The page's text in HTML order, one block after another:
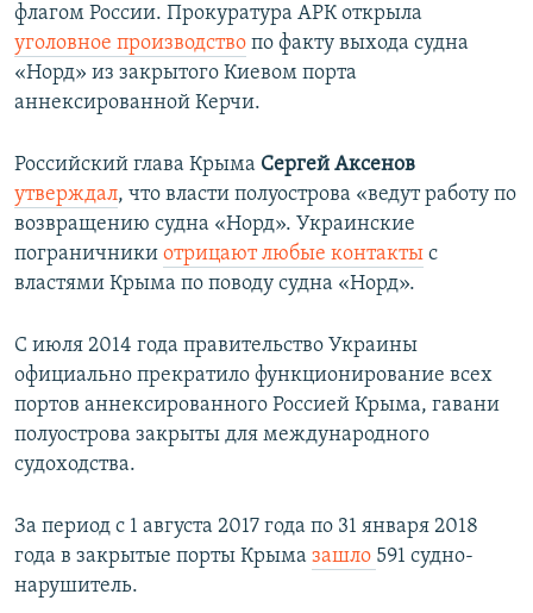
флагом России. Прокуратура АРК открыла
уголовное производство по факту выхода судна
«Норд» из закрытого Киевом порта
аннексированной Керчи.
Российский глава Крыма Сергей Аксенов
утверждал, что власти полуострова «ведут работу по
возвращению судна «Норд». Украинские
пограничники отрицают любые контакты с
властями Крыма по поводу судна «Норд».
С июля 2014 года правительство Украины
официально прекратило функционирование всех
портов аннексированного Россией Крыма, гавани
полуострова закрыты для международного
судоходства.
За период с 1 августа 2017 года по 31 января 2018
года в закрытые порты Крыма зашло 591 судно-
нарушитель.